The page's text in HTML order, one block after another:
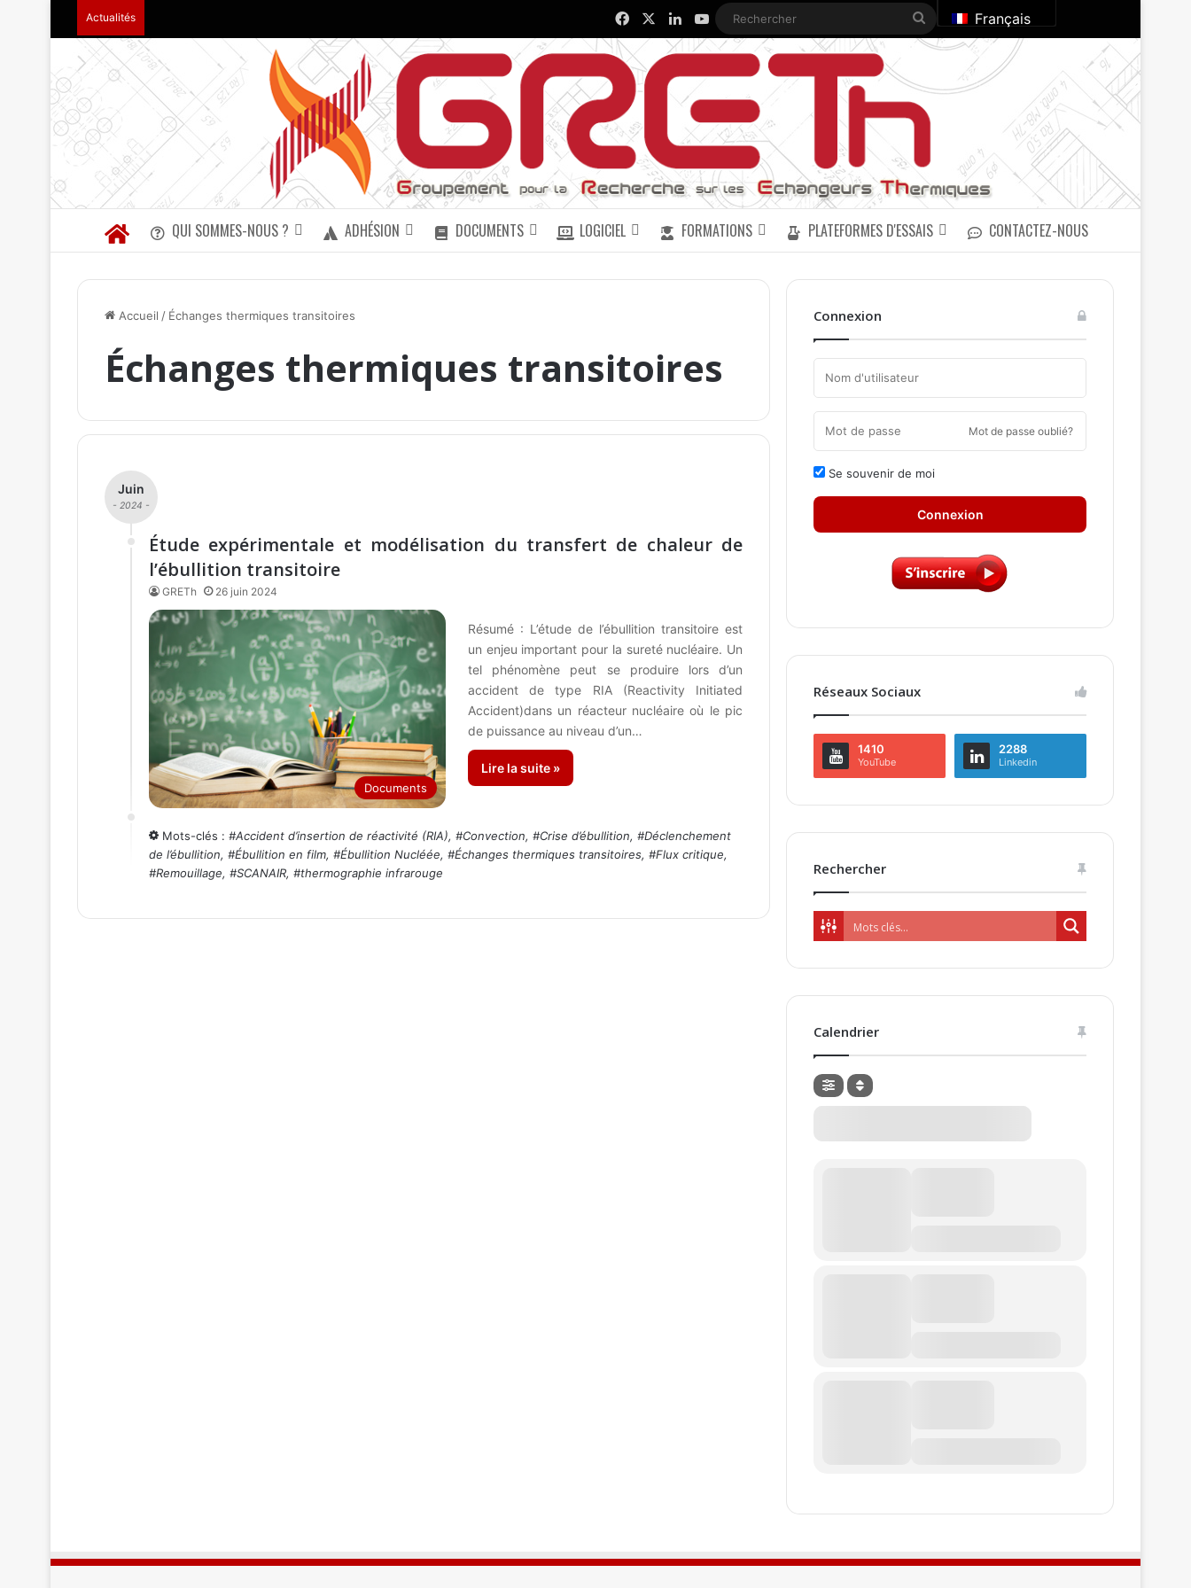
Actualités FacebookLinkedinYouTube RechercherFrançais
QUI SOMMES-NOUS ? ADHÉSION DOCUMENTS LOGICIEL FORMATIONS PLATEFORMES D'ESSAIS CONTACTEZ-NOUS
Accueil / Échanges thermiques transitoires
Échanges thermiques transitoires
Juin
- 2024 -
Étude expérimentale et modélisation du transfert de chaleur de
l’ébullition transitoire
GRETh 26 juin 2024
Documents
Résumé : L’étude de l’ébullition transitoire est
un enjeu important pour la sureté nucléaire. Un
tel phénomène peut se produire lors d’un
accident de type RIA (Reactivity Initiated
Accident)dans un réacteur nucléaire où le pic
de puissance au niveau d’un…
Lire la suite »
Mots-clés : #Accident d’insertion de réactivité (RIA), #Convection, #Crise d’ébullition, #Déclenchement
de l’ébullition, #Ébullition en film, #Ébullition Nucléée, #Échanges thermiques transitoires, #Flux critique,
#Remouillage, #SCANAIR, #thermographie infrarouge
Connexion
Mot de passe oublié?
Se souvenir de moi
Connexion
Réseaux Sociaux
1410
YouTube
2288
Linkedin
Rechercher
Calendrier